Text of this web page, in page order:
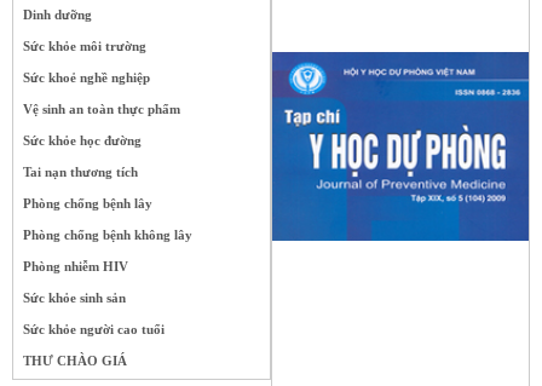
Dinh dưỡng
Sức khỏe môi trường
Sức khoẻ nghề nghiệp
Vệ sinh an toàn thực phẩm
Sức khỏe học đường
Tai nạn thương tích
Phòng chống bệnh lây
Phòng chống bệnh không lây
Phòng nhiễm HIV
Sức khỏe sinh sản
Sức khỏe người cao tuổi
THƯ CHÀO GIÁ